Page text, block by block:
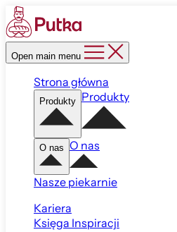
Open main menu
Strona główna
Produkty Produkty
O nas O nas
Nasze piekarnie
Kariera
Księga Inspiracji